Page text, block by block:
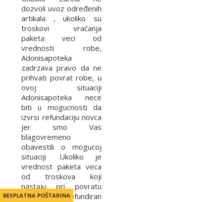
dozvoli uvoz određenih
artikala , ukoliko su
troskovi vraćanja
paketa veci od
vrednosti robe,
Adonisapoteka
zadrzava pravo da ne
prihvati povrat robe, u
ovoj situaciji
Adonisapoteka nece
biti u mogucnosti da
izvrsi refundaciju novca
jer smo Vas
blagovremeno
obavestili o mogucoj
situaciji .Ukoliko je
vrednost paketa veca
od troskova koji
nastaju pri povratu
paketa bice refundiran
BESPLATNA POŠTARINA
BESPLATNA POŠTARINA